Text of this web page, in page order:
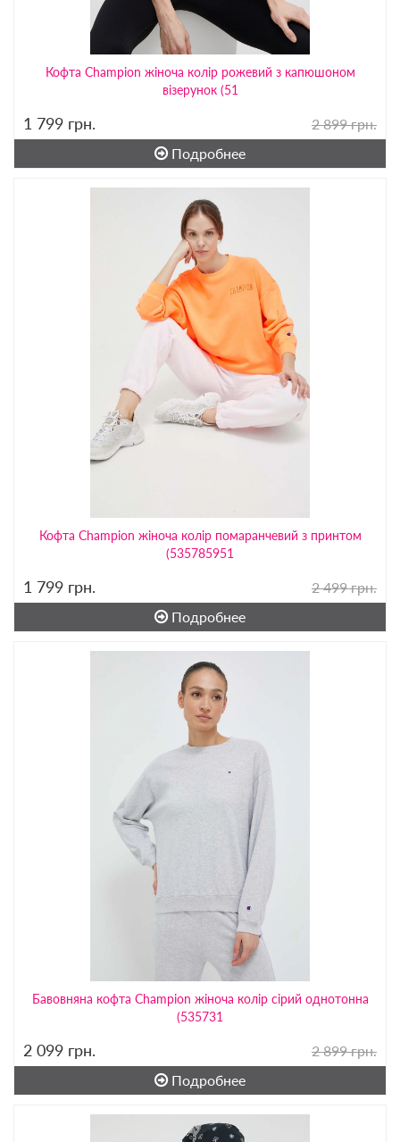
Кофта Champion жіноча колір рожевий з капюшоном
візерунок (51
1 799 грн.
2 899 грн.
Подробнее
Кофта Champion жіноча колір помаранчевий з принтом
(535785951
1 799 грн.
2 499 грн.
Подробнее
Бавовняна кофта Champion жіноча колір сірий однотонна
(535731
2 099 грн.
2 899 грн.
Подробнее